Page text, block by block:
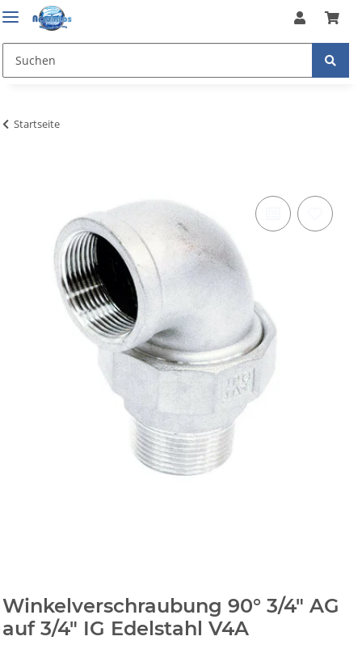
Startseite
Winkelverschraubung 90° 3/4" AG
auf 3/4" IG Edelstahl V4A